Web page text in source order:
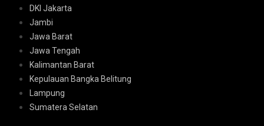
DKI Jakarta
Jambi
Jawa Barat
Jawa Tengah
Kalimantan Barat
Kepulauan Bangka Belitung
Lampung
Sumatera Selatan